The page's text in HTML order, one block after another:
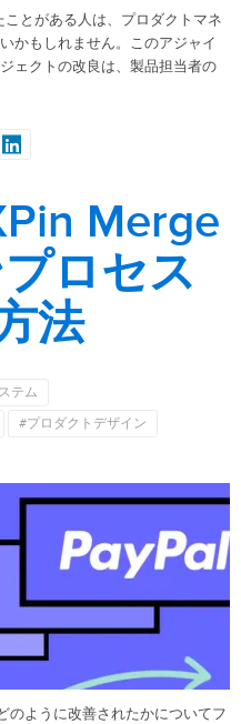
とがある人は、プロダクトマネ
かもしれません。このアジャイ
ェクトの改良は、製品担当者の
Merge
ロセス
法
テム
#プロダクトデザイン
のように改善されたかについてフ